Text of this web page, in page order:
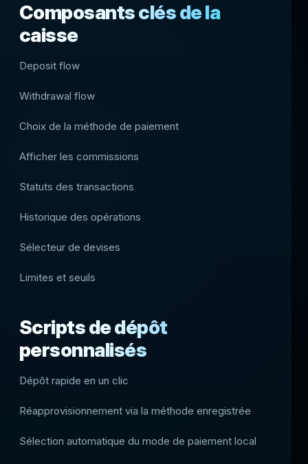
Composants clés de la
caisse
Deposit flow
Withdrawal flow
Choix de la méthode de paiement
Afficher les commissions
Statuts des transactions
Historique des opérations
Sélecteur de devises
Limites et seuils
Scripts de dépôt
personnalisés
Dépôt rapide en un clic
Réapprovisionnement via la méthode enregistrée
Sélection automatique du mode de paiement local